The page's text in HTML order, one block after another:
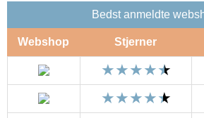
Bedst anmeldte
Webshop Stjerner